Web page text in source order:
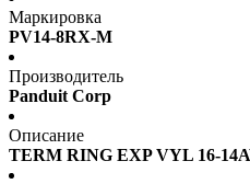
Маркировка
PV14-8RX-M
Производитель
Panduit Corp
Описание
TERM RING EXP VYL 16-